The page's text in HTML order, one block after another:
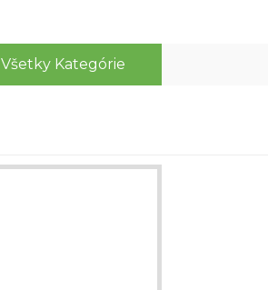
Všetky Kategórie